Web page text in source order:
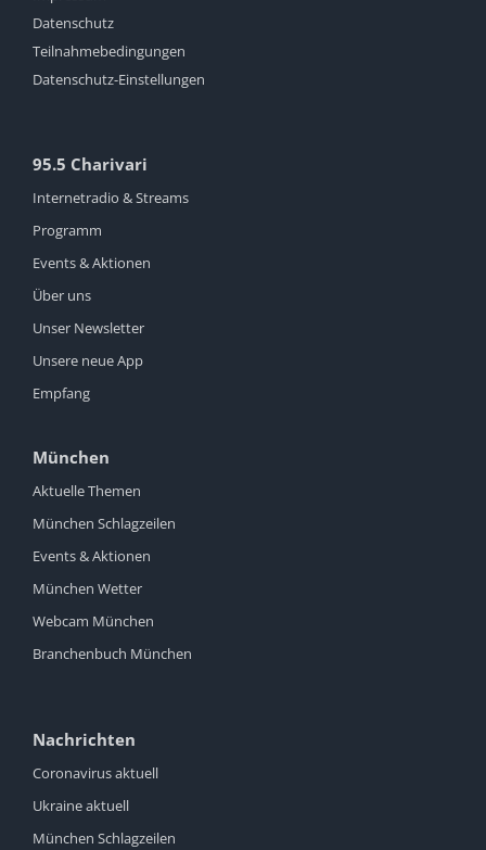
Datenschutz
Teilnahmebedingungen
Datenschutz-Einstellungen
95.5 Charivari
Internetradio & Streams
Programm
Events & Aktionen
Über uns
Unser Newsletter
Unsere neue App
Empfang
München
Aktuelle Themen
München Schlagzeilen
Events & Aktionen
München Wetter
Webcam München
Branchenbuch München
Nachrichten
Coronavirus aktuell
Ukraine aktuell
München Schlagzeilen